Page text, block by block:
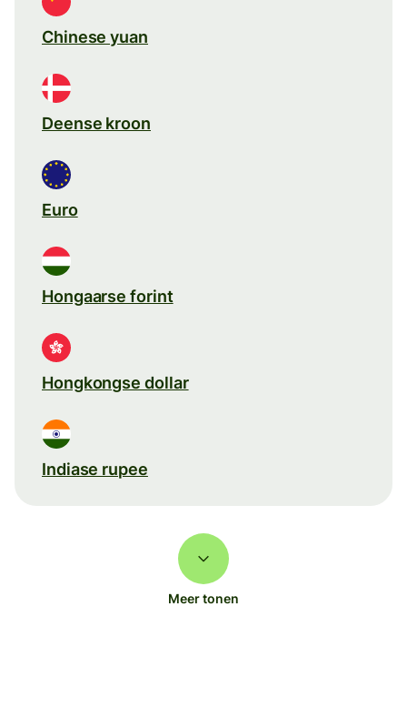
Chinese yuan
Deense kroon
Euro
Hongaarse forint
Hongkongse dollar
Indiase rupee
Meer tonen